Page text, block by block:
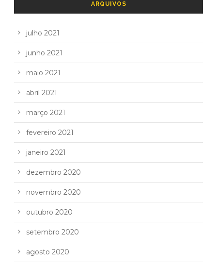
ARQUIVOS
julho 2021
junho 2021
maio 2021
abril 2021
março 2021
fevereiro 2021
janeiro 2021
dezembro 2020
novembro 2020
outubro 2020
setembro 2020
agosto 2020